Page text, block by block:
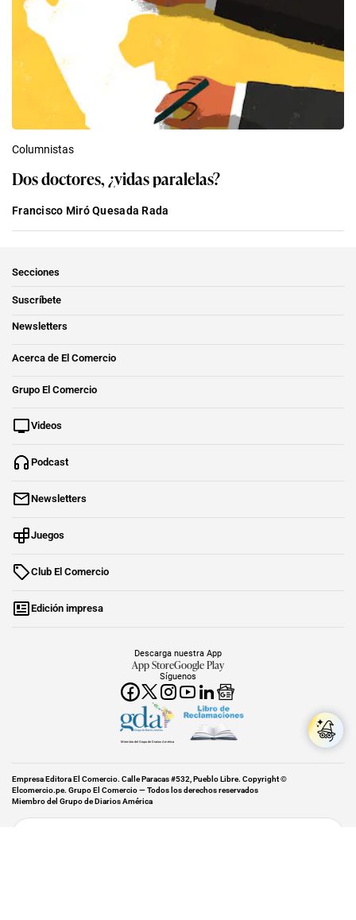
Columnistas
Dos doctores, ¿vidas paralelas?
Francisco Miró Quesada Rada
Secciones
Suscríbete
Newsletters
Acerca de El Comercio
Grupo El Comercio
Videos
Podcast
Newsletters
Juegos
Club El Comercio
Edición impresa
Síguenos
Descarga nuestra App
App StoreGoogle Play
Miembro del Grupo de Diarios América
Empresa Editora El Comercio. Calle Paracas #532, Pueblo Libre. Copyright ©
Elcomercio.pe. Grupo El Comercio — Todos los derechos reservados
Miembro del Grupo de Diarios América